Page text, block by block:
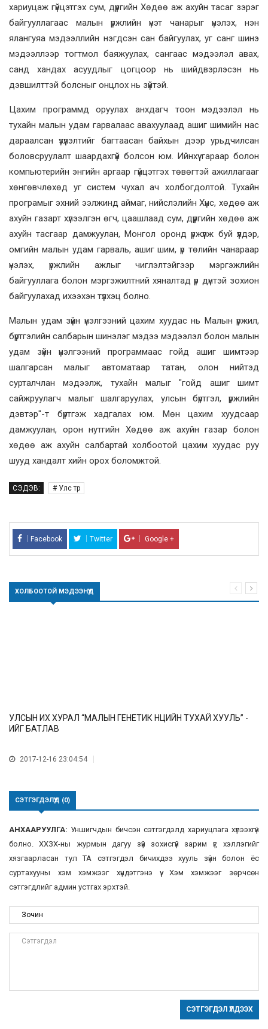
хариуцаж гүйцэтгэх сум, дүүргийн Хөдөө аж ахуйн тасаг зэрэг
байгууллагаас малын үржлийн үнэт чанарыг үнэлэх, нэн
ялангуяа мэдээллийн нэгдсэн сан байгуулах, уг санг шинэ
мэдээллээр тогтмол баяжуулах, сангаас мэдээлэл авах,
санд хандах асуудлыг цогцоор нь шийдвэрлэсэн нь
дэвшилттэй болсныг онцлох нь зүйтэй.
Цахим программд оруулах анхдагч тоон мэдээлэл нь
тухайн малын удам гарвалаас авахуулаад ашиг шимийн нас
дараалсан үзүүлэлтийг багтаасан байхын дээр урьдчилсан
боловсруулалт шаардахгүй болсон юм. Ийнхүү гараар болон
компьютерийн энгийн аргаар гүйцэтгэх төвөгтэй ажиллагааг
хөнгөвчлөхөд уг систем чухал ач холбогдолтой. Тухайн
програмыг эхний ээлжинд аймаг, нийслэлийн Хүнс, хөдөө аж
ахуйн газарт хүлээлгэн өгч, цаашлаад сум, дүүргийн хөдөө аж
ахуйн тасгаар дамжуулан, Монгол оронд үржүүлж буй үүлдэр,
омгийн малын удам гарваль, ашиг шим, үр төлийн чанараар
үнэлэх, үржлийн ажлыг чиглэлтэйгээр мэргэжлийн
байгууллага болон мэргэжилтний хяналтад үр дүнтэй зохион
байгуулахад ихээхэн түлхэц болно.
Малын удам зүйн үнэлгээний цахим хуудас нь Малын үржил,
бүртгэлийн салбарын шинэлэг мэдээ мэдээлэл болон малын
удам зүйн үнэлгээний программаас гойд ашиг шимтээр
шалгарсан малыг автоматаар татан, олон нийтэд
сурталчлан мэдээлж, тухайн малыг "гойд ашиг шимт
сайжруулагч малыг шалгаруулах, улсын бүртгэл, үржлийн
дэвтэр"-т бүртгэж хадгалах юм. Мөн цахим хуудсаар
дамжуулан, орон нутгийн Хөдөө аж ахуйн газар болон
хөдөө аж ахуйн салбартай холбоотой цахим хуудас руу
шууд хандалт хийн орох боломжтой.
СЭДЭВ: # Улс төр
Facebook Twitter Google +
ХОЛБООТОЙ МЭДЭЭНҮҮД
УЛСЫН ИХ ХУРАЛ “МАЛЫН ГЕНЕТИК НӨӨЦИЙН ТУХАЙ ХУУЛЬ” -
ИЙГ БАТЛАВ
2017-12-16 23:04:54
СЭТГЭГДЭЛҮҮД (0)
АНХААРУУЛГА: Уншигчдын бичсэн сэтгэгдэлд хариуцлага хүлээхгүй
болно. ХХЗХ-ны журмын дагуу зүй зохисгүй зарим үг, хэллэгийг
хязгаарласан тул ТА сэтгэгдэл бичихдээ хууль зүйн болон ёс
суртахууны хэм хэмжээг хүндэтгэнэ үү. Хэм хэмжээг зөрчсөн
сэтгэгдлийг админ устгах эрхтэй.
СЭТГЭГДЭЛ ҮЛДЭЭХ